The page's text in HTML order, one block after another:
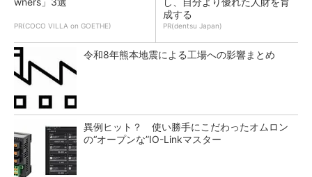
PR(COCO VILLA on GOETHE)
成する
PR(dentsu Japan)
令和8年熊本地震による工場への影響まとめ
異例ヒット？ 使い勝手にこだわったオムロン
の“オープンな”IO-Linkマスター